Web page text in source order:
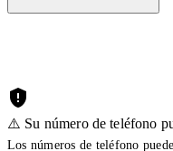
⚠️ Su número de teléfono
Los números de teléfono